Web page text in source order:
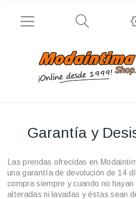
Garantía y
Las prendas ofrecidas en
una garantía de devolución de 14
compra siempre y cuando no hayan
alteradas ni lavadas y éstas sean